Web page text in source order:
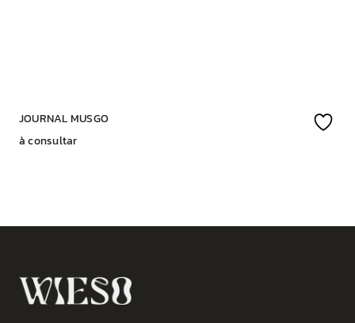
JOURNAL MUSGO
à consultar